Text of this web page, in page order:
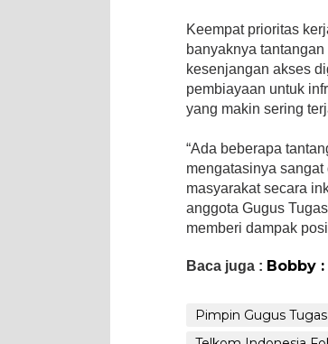
Keempat prioritas
banyaknya
kesenjangan akses
pembiayaan untuk
yang makin sering
“Ada beberapa
mengatasinya
masyarakat secara
anggota Gugus
memberi dampak
Baca juga : Bobby
Pimpin Gugus